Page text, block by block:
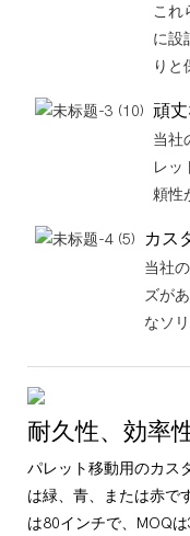
これ
に設
りと
頑
当社
レッ
頼性
カス
当社
ズが
なソ
耐久性、効率
パレット移動用のカス
は緑、青、または赤で
は80インチで、MOQ